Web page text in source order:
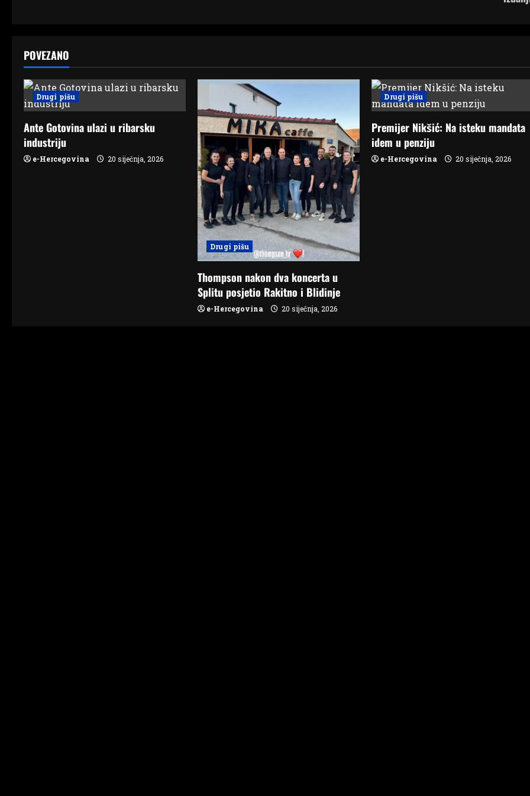
n
a
v
i
g
a
POVEZANO
Drugi pišu
Ante Gotovina ulazi u ribarsku
industriju
e-Hercegovina 20 siječnja, 2026
Drugi pišu
Thompson nakon dva koncerta u
Splitu posjetio Rakitno i Blidinje
e-Hercegovina 20 siječnja, 2026
Drugi pišu
Premijer Nikšić: Na isteku mandata
idem u penziju
e-Hercegovina 20 siječnja, 2026